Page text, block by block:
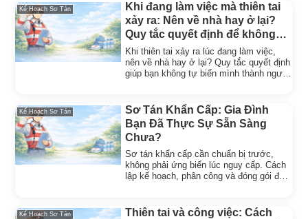
Kế Hoạch Sơ Tán
Khi đang làm việc mà thiên tai
xảy ra: Nên về nhà hay ở lại?
Quy tắc quyết định để không
biến mình thành “người mắc
kẹt”
Khi thiên tai xảy ra lúc đang làm việc,
nên về nhà hay ở lại? Quy tắc quyết định
giúp bạn không tự biến mình thành người
Kế Hoạch Sơ Tán
Sơ Tán Khẩn Cấp: Gia Đình
Bạn Đã Thực Sự Sẵn Sàng
Chưa?
Sơ tán khẩn cấp cần chuẩn bị trước,
không phải ứng biến lúc nguy cấp. Cách
lập kế hoạch, phân công và đóng gói để
Kế Hoạch Sơ Tán
Thiên tai và công việc: Cách